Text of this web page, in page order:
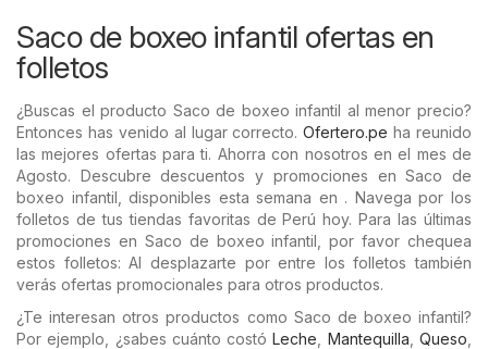
Saco de boxeo infantil ofertas en
folletos
¿Buscas el producto Saco de boxeo infantil al menor precio?
Entonces has venido al lugar correcto.Ofertero.pe ha reunido
las mejores ofertas para ti. Ahorra con nosotros en el mes de
Agosto. Descubre descuentos y promociones en Saco de
boxeo infantil, disponibles esta semana en . Navega por los
folletos de tus tiendas favoritas de Perú hoy. Para las últimas
promociones en Saco de boxeo infantil, por favor chequea
estos folletos: Al desplazarte por entre los folletos también
verás ofertas promocionales para otros productos.
¿Te interesan otros productos como Saco de boxeo infantil?
Por ejemplo, ¿sabes cuánto costóLeche Mantequilla ,Queso